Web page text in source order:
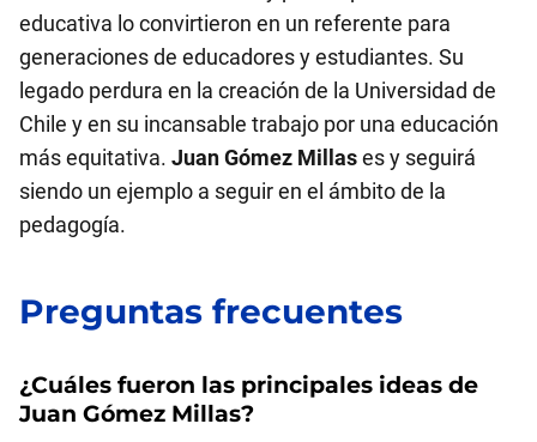
educativa lo convirtieron en un referente para
generaciones de educadores y estudiantes. Su
legado perdura en la creación de la Universidad de
Chile y en su incansable trabajo por una educación
más equitativa. Juan Gómez Millases y seguirá
siendo un ejemplo a seguir en el ámbito de la
pedagogía.
Preguntas frecuentes
¿Cuáles fueron las principales ideas de
Juan Gómez Millas?